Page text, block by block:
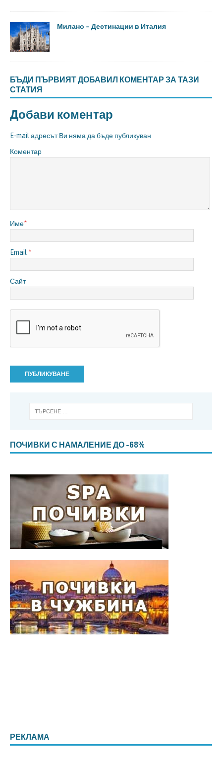
Милано – Дестинации в Италия
БЪДИ ПЪРВИЯТ ДОБАВИЛ КОМЕНТАР ЗА ТАЗИ
СТАТИЯ
Добави коментар
E-mail адресът Ви няма да бъде публикуван
Коментар
Име*
Email *
Сайт
ПОЧИВКИ С НАМАЛЕНИЕ ДО -68%
РЕКЛАМА